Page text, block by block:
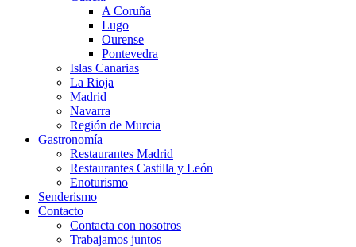
A Coruña
Lugo
Ourense
Pontevedra
Islas Canarias
La Rioja
Madrid
Navarra
Región de Murcia
Gastronomía
Restaurantes Madrid
Restaurantes Castilla y León
Enoturismo
Senderismo
Contacto
Contacta con nosotros
Trabajamos juntos